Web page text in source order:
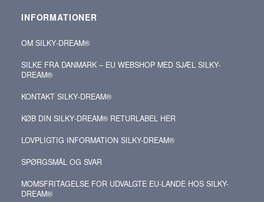
INFORMATIONER
OM SILKY‑DREAM®
SILKE FRA DANMARK – EU WEBSHOP MED SJÆL SILKY-
DREAM®
KONTAKT SILKY‑DREAM®
KØB DIN SILKY‑DREAM® RETURLABEL HER
LOVPLIGTIG INFORMATION SILKY-DREAM®
SPØRGSMÅL OG SVAR
MOMSFRITAGELSE FOR UDVALGTE EU-LANDE HOS SILKY-
DREAM®